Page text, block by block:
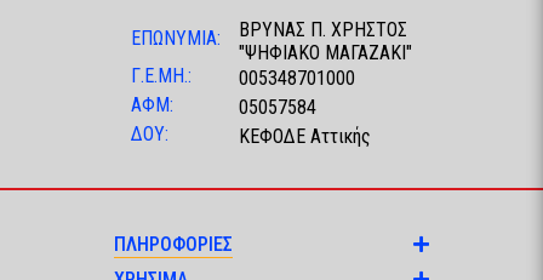
ΕΠΩΝΥΜΙΑ:
ΒΡΥΝΑΣ Π. ΧΡΗΣΤΟΣ
"ΨΗΦΙΑΚΟ ΜΑΓΑΖΑΚΙ"
Γ.Ε.ΜΗ.:
005348701000
ΑΦΜ:
05057584
ΔΟΥ:
ΚΕΦΟΔΕ Αττικής
ΠΛΗΡΟΦΟΡΙΕΣ